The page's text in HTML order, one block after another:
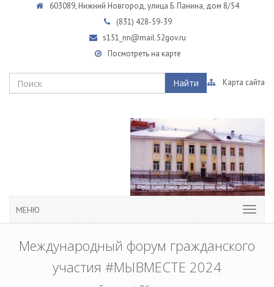
603089, Нижний Новгород, улица Б. Панина, дом 8/54
(831) 428-59-39
s151_nn@mail.52gov.ru
Посмотреть на карте
Карта сайта
Найти
МЕНЮ
Международный форум гражданского
участия #МЫВМЕСТЕ 2024